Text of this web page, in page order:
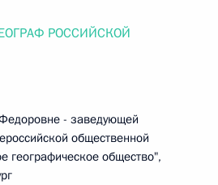
РОССИЙСКОЙ
- заведующей
общественной
географическое общество",